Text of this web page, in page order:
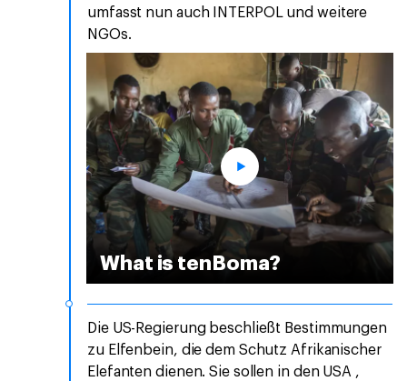
umfasst nun auch INTERPOL und weitere
NGOs.
What is tenBoma?
Die US-Regierung beschließt Bestimmungen
zu Elfenbein, die dem Schutz Afrikanischer
Elefanten dienen. Sie sollen in den USA ,